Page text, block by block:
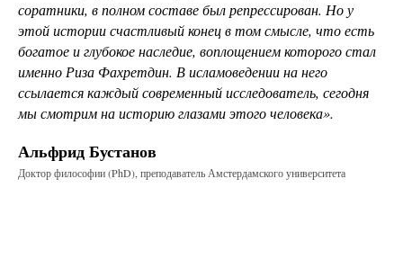
соратники, в полном составе был репрессирован. Но у
этой истории счастливый конец в том смысле, что есть
богатое и глубокое наследие, воплощением которого стал
именно Риза Фахретдин. В исламоведении на него
ссылается каждый современный исследователь, сегодня
мы смотрим на историю глазами этого человека».
Альфрид Бустанов
Доктор философии (PhD), преподаватель Амстердамского университета